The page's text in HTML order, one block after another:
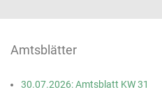
Amtsblätter
30.07.2026: Amtsblatt KW 31